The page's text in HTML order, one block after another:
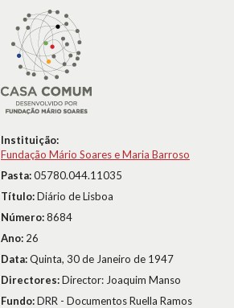
Instituição:
Fundação Mário Soares e Maria Barroso
Pasta:05780.044.11035
Título:Diário de Lisboa
Número:8684
Ano: 26
Data:Quinta, 30 de Janeiro de 1947
Directores:Director: Joaquim Manso
Fundo:DRR - Documentos Ruella Ramos